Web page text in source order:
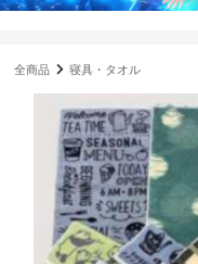
全商品 寝具・タオル